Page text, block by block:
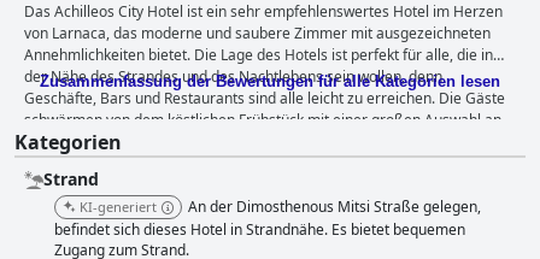
Das Achilleos City Hotel ist ein sehr empfehlenswertes Hotel im Herzen
von Larnaca, das moderne und saubere Zimmer mit ausgezeichneten
Annehmlichkeiten bietet. Die Lage des Hotels ist perfekt für alle, die in
der Nähe des Strandes und des Nachtlebens sein wollen, denn
Geschäfte, Bars und Restaurants sind alle leicht zu erreichen. Die Gäste
schwärmen von dem köstlichen Frühstück mit einer großen Auswahl an
Optionen, darunter lokale Spezialitäten und vegane Optionen. Auch die
Sauberkeit des Hotels wird hoch gelobt, und das freundliche und
hilfsbereite Personal ist immer bereit, den Gästen zu helfen. Der gut
ausgestattete Fitnessraum ist ideal für ein schnelles Workout, und die
zentrale Lage des Hotels macht es einfach, die Stadt zu erkunden. Die
Betten sind im Allgemeinen bequem, und das Hotel bietet ein gutes
Zusammenfassung der Bewertungen für alle Kategorien lesen
Kategorien
Strand
KI-generiert
An der Dimosthenous Mitsi Straße gelegen,
befindet sich dieses Hotel in Strandnähe. Es bietet bequemen
Zugang zum Strand.